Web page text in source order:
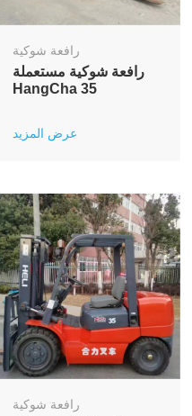
رافعة شوكية
رافعة شوكية مستعملة
HangCha 35
عرض المزيد
رافعة شوكية